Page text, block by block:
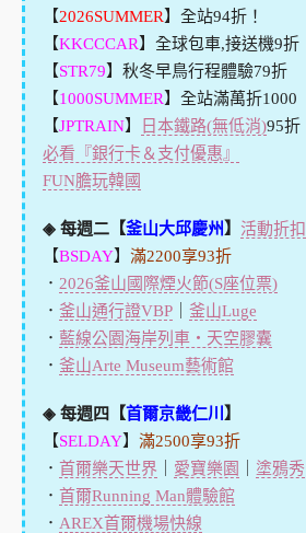
【2026SUMMER】全站94折！
【KKCCCAR】全球包車,接送機9折
【STR79】秋冬早鳥行程體驗79折
【1000SUMMER】全站滿萬折1000
【JPTRAIN】 日本鐵路(無低消)95折
必看『銀行卡＆支付優惠』
FUN膽玩韓國
◈ 每週二【釜山大邱慶州 】 活動折扣
【BSDAY】 滿2200享93折
． 2026釜山國際煙火節(S座位票)
． 釜山通行證VBP｜ 釜山Luge
． 藍線公園海岸列車・天空膠囊
． 釜山Arte Museum藝術館
◈ 每週四【首爾京畿仁川
】
【SELDAY】 滿2500享93折
． 首爾樂天世界 愛寶樂園
塗鴉秀
． 首爾Running Man體驗館
． AREX首爾機場快線